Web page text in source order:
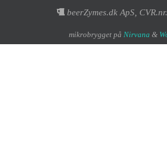
beerZymes.dk ApS,
mikrobrygget på Nirvana &